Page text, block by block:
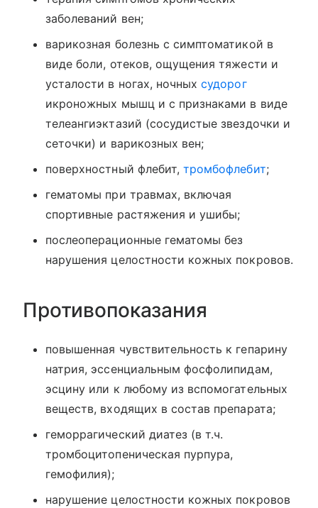
заболеваний вен;
варикозная болезнь с симптоматикой в
виде боли, отеков, ощущения тяжести и
усталости в ногах, ночныхсудорог
икроножных мышц и с признаками в виде
телеангиэктазий (сосудистые звездочки и
сеточки) и варикозных вен;
поверхностный флебит,тромбофлебит;
гематомы при травмах, включая
спортивные растяжения и ушибы;
послеоперационные гематомы без
нарушения целостности кожных покровов.
Противопоказания
повышенная чувствительность к гепарину
натрия, эссенциальным фосфолипидам,
эсцину или к любому из вспомогательных
веществ, входящих в состав препарата;
геморрагический диатез (в т.ч.
тромбоцитопеническая пурпура,
гемофилия);
нарушение целостности кожных покровов